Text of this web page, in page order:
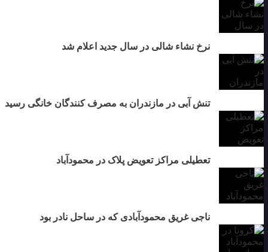
نرخ نشاء شالی در سال جدید اعلام شد
تنش آبی در مازندران به مصرف كنندگان خانگی رسيد
تعطیلی مراکز تعویض پلاک در محمودآباد
ناجی غریق محمودآبادی که در ساحل نادر بود